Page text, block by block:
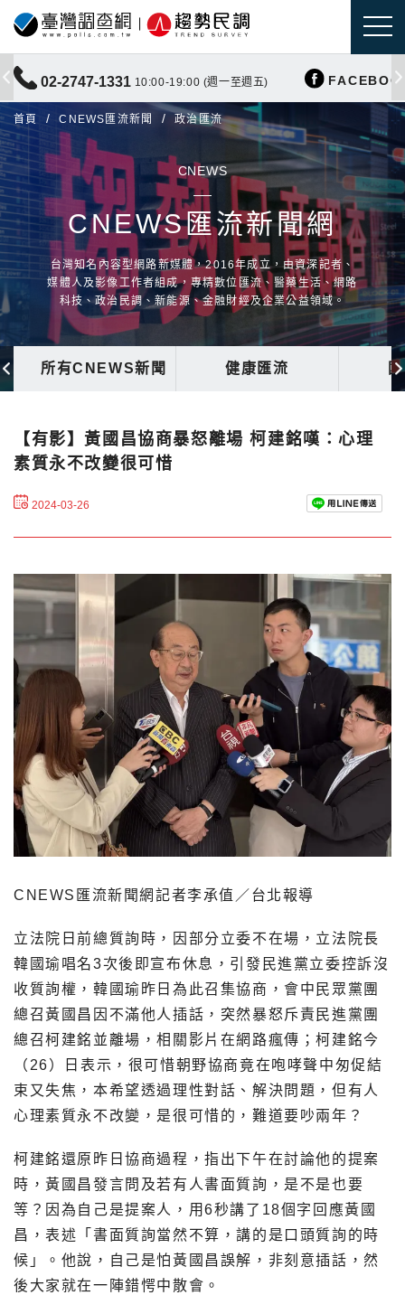
02-2747-1331 10:00-19:00 (週一至週五)
首頁 CNEWS匯流新聞 政治匯流
CNEWS
CNEWS匯流新聞網
台灣知名內容型網路新媒體，2016年成立，由資深記者、
媒體人及影像工作者組成，專精數位匯流、醫藥生活、網路
科技、政治民調、新能源、金融財經及企業公益領域。
所有CNEWS新聞 健康匯流
【有影】黃國昌協商暴怒離場 柯建銘嘆：心理
素質永不改變很可惜
2024-03-26
CNEWS匯流新聞網記者李承值／台北報導
立法院日前總質詢時，因部分立委不在場，立法院長
韓國瑜唱名3次後即宣布休息，引發民進黨立委控訴沒
收質詢權，韓國瑜昨日為此召集協商，會中民眾黨團
總召黃國昌因不滿他人插話，突然暴怒斥責民進黨團
總召柯建銘並離場，相關影片在網路瘋傳；柯建銘今
（26）日表示，很可惜朝野協商竟在咆哮聲中匆促結
束又失焦，本希望透過理性對話、解決問題，但有人
心理素質永不改變，是很可惜的，難道要吵兩年？
柯建銘還原昨日協商過程，指出下午在討論他的提案
時，黃國昌發言問及若有人書面質詢，是不是也要
等？因為自己是提案人，用6秒講了18個字回應黃國
昌，表述「書面質詢當然不算，講的是口頭質詢的時
候」。他說，自己是怕黃國昌誤解，非刻意插話，然
後大家就在一陣錯愕中散會。